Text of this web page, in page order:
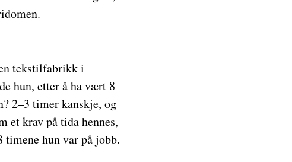
tekstilfabrikk i
hun, etter å ha vært 8
2–3 timer kanskje, og
et krav på tida hennes,
hun var på jobb.